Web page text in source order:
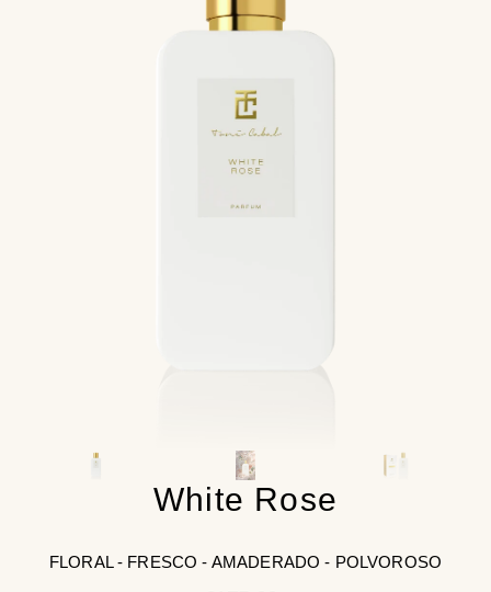
White Rose
FLORAL - FRESCO - AMADERADO - POLVOROSO
Abrir